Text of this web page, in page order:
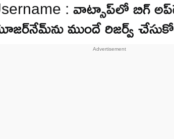
: వాట్సాప్‌లో బిగ్
ముందే రిజర్వ్